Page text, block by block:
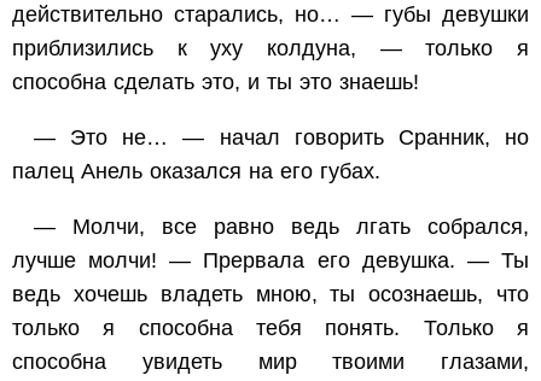
действительно старались, но… — губы девушки
приблизились к уху колдуна, — только я
способна сделать это, и ты это знаешь!
— Это не… — начал говорить Сранник, но
палец Анель оказался на его губах.
— Молчи, все равно ведь лгать собрался,
лучше молчи! — Прервала его девушка. — Ты
ведь хочешь владеть мною, ты осознаешь, что
только я способна тебя понять. Только я
способна увидеть мир твоими глазами,